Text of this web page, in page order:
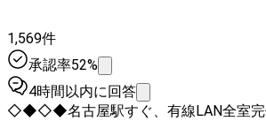
1,569件
承認率52%
4時間以内に回答
◇◆◇◆名古屋駅すぐ、有線LAN全室完